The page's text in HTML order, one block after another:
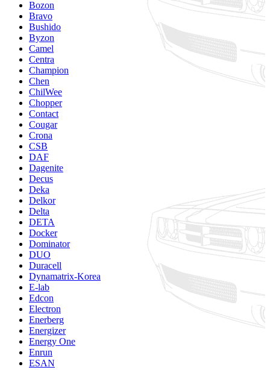
Bozon
Bravo
Bushido
Byzon
Camel
Centra
Champion
Chen
ChilWee
Chopper
Contact
Cougar
Crona
CSB
DAF
Dagenite
Decus
Deka
Delkor
Delta
DETA
Docker
Dominator
DUO
Duracell
Dynamatrix-Korea
E-lab
Edcon
Electron
Enerberg
Energizer
Energy One
Enrun
ESAN